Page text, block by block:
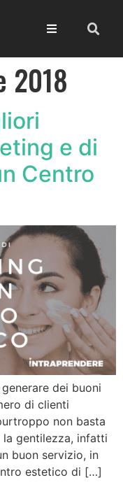
2018
e di
Centro
dei buoni
di clienti
non basta
gentilezza, infatti
buon servizio, in
estetico di […]